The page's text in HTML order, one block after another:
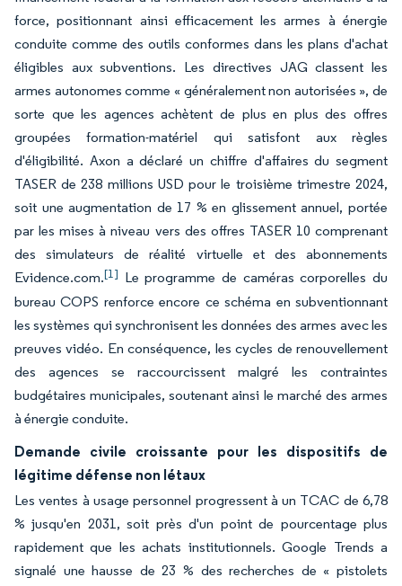
force, positionnant ainsi efficacement les armes à énergie
conduite comme des outils conformes dans les plans d'achat
éligibles aux subventions. Les directives JAG classent les
armes autonomes comme « généralement non autorisées », de
sorte que les agences achètent de plus en plus des offres
groupées formation-matériel qui satisfont aux règles
d'éligibilité. Axon a déclaré un chiffre d'affaires du segment
TASER de 238 millions USD pour le troisième trimestre 2024,
soit une augmentation de 17 % en glissement annuel, portée
par les mises à niveau vers des offres TASER 10 comprenant
des simulateurs de réalité virtuelle et des abonnements
Evidence.com.[1] Le programme de caméras corporelles du
bureau COPS renforce encore ce schéma en subventionnant
les systèmes qui synchronisent les données des armes avec les
preuves vidéo. En conséquence, les cycles de renouvellement
des agences se raccourcissent malgré les contraintes
budgétaires municipales, soutenant ainsi le marché des armes
à énergie conduite.
Demande civile croissante pour les dispositifs de
légitime défense non létaux
Les ventes à usage personnel progressent à un TCAC de 6,78
% jusqu'en 2031, soit près d'un point de pourcentage plus
rapidement que les achats institutionnels. Google Trends a
signalé une hausse de 23 % des recherches de « pistolets